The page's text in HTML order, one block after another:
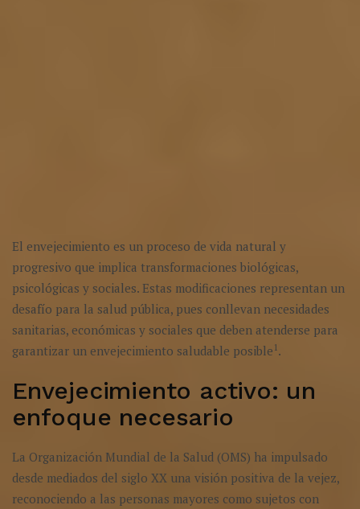
El envejecimiento es un proceso de vida natural y
progresivo que implica transformaciones biológicas,
psicológicas y sociales. Estas modificaciones representan un
desafío para la salud pública, pues conllevan necesidades
sanitarias, económicas y sociales que deben atenderse para
garantizar un envejecimiento saludable posible 1.
Envejecimiento activo: un
enfoque necesario
La Organización Mundial de la Salud (OMS) ha impulsado
desde mediados del siglo XX una visión positiva de la vejez,
reconociendo a las personas mayores como sujetos con